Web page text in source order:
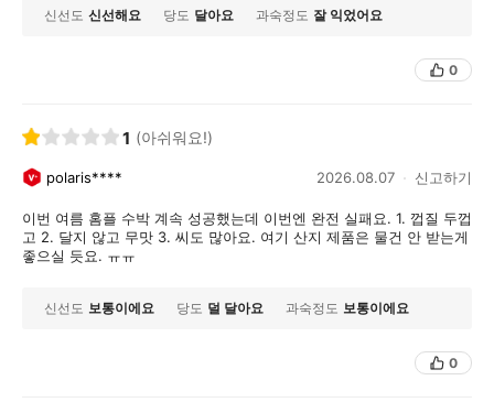
신선도 신선해요 당도 달아요 과숙정도 잘 익었어요
0
1 (아쉬워요!)
polaris**** 2026.08.07 신고하기
이번 여름 홈플 수박 계속 성공했는데 이번엔 완전 실패요. 1. 껍질 두껍
고 2. 달지 않고 무맛 3. 씨도 많아요. 여기 산지 제품은 물건 안 받는게
좋으실 듯요. ㅠㅠ
신선도 보통이에요 당도 덜 달아요 과숙정도 보통이에요
0